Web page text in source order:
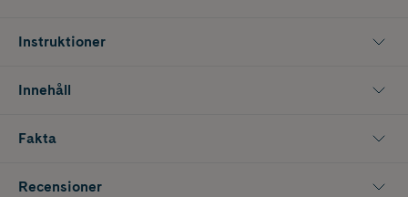
Instruktioner
Innehåll
Fakta
Recensioner